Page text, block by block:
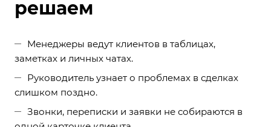
решаем
Менеджеры ведут клиентов в таблицах,
заметках и личных чатах.
Руководитель узнает о проблемах в сделках
слишком поздно.
Звонки, переписки и заявки не собираются в